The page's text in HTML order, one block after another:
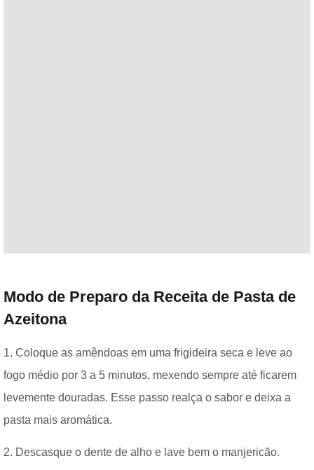
Modo de Preparo da Receita de Pasta de
Azeitona
1. Coloque as amêndoas em uma frigideira seca e leve ao
fogo médio por 3 a 5 minutos, mexendo sempre até ficarem
levemente douradas. Esse passo realça o sabor e deixa a
pasta mais aromática.
2. Descasque o dente de alho e lave bem o manjericão.